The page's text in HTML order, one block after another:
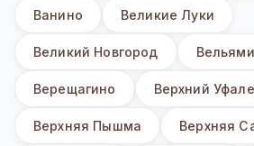
Ванино Великие Луки
Великий Новгород
Верещагино Верхний
Верхняя Пышма Верхняя